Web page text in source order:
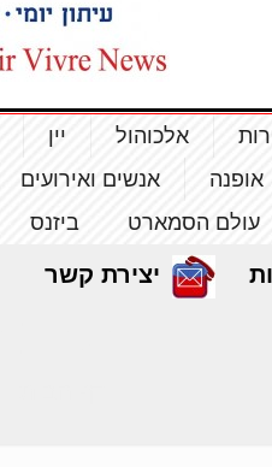
אלכוהול יין
אופנה אנשים ואירועים
עולם הסמארט ביזנס
יצירת קשר